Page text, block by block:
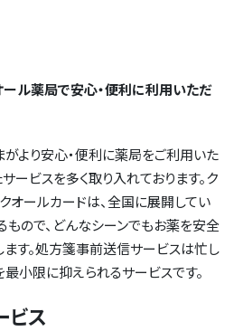
問い合わせ よくあるご質問
閉じる
ール薬局で安心・便利に利用いただ
より安心・便利に薬局をご利用いた
ービスを多く取り入れております。ク
オールカードは、全国に展開してい
ので、どんなシーンでもお薬を安全
ます。処方箋事前送信サービスは忙し
小限に抑えられるサービスです。
ビス